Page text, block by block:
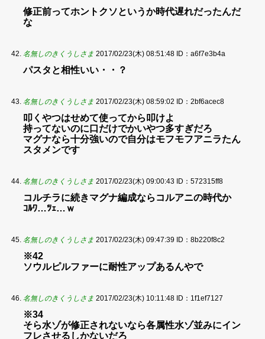
修正前ってホントクソというか時代遅れだったんだ
な
名無しのきくうしさま 2017/02/23(木) 08:51:48 ID：a6f7e3b4a
パスタと相性いい・・？
名無しのきくうしさま 2017/02/23(木) 08:59:02 ID：2bf6acec8
叩くやつはせめて使ってから叩けよ
持ってないのに口だけでかいやつ多すぎだろ
マグナなら十分強いので自分はモフモフアニラたん
スタメンです
名無しのきくうしさま 2017/02/23(木) 09:00:43 ID：572315ff8
コルチラに続きマグナ編成ならコルアニの時代か
ｺﾙﾜ…ﾂｪ…ｗ
名無しのきくうしさま 2017/02/23(木) 09:47:39 ID：8b220f8c2
※42
ソウルピルファーに耐性アップあるんやで
名無しのきくうしさま 2017/02/23(木) 10:11:48 ID：1f1ef7127
※34
そら水ゾが修正されないなら各属性水ゾ並みにイン
フレさせるしかないだろ